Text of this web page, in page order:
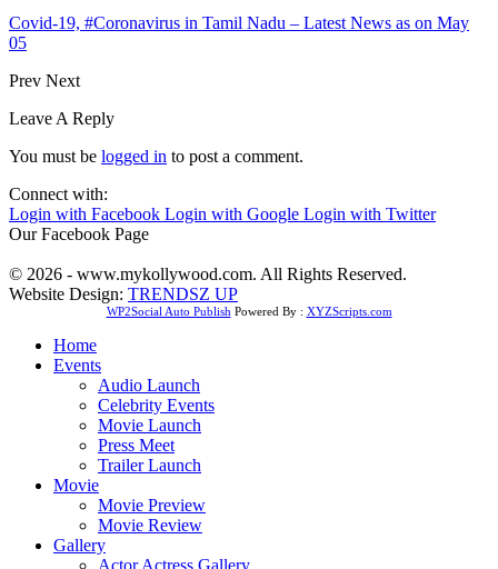
Covid-19, #Coronavirus in Tamil Nadu – Latest News as on May
05
Prev Next
Leave A Reply
You must be logged in to post a comment.
Connect with:
Login with Facebook Login with Google Login with Twitter
Our Facebook Page
© 2026 - www.mykollywood.com. All Rights Reserved.
Website Design: TRENDSZ UP
WP2Social Auto Publish Powered By : XYZScripts.com
Home
Events
Audio Launch
Celebrity Events
Movie Launch
Press Meet
Trailer Launch
Movie
Movie Preview
Movie Review
Gallery